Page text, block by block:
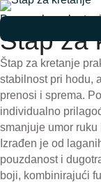
Pomagala za
Štap za
Štap za kretanje
stabilnost pri hodu,
prenosi i sprema.
individualno
smanjuje umor
Izrađen je od
pouzdanost i
boji, kombinirajući